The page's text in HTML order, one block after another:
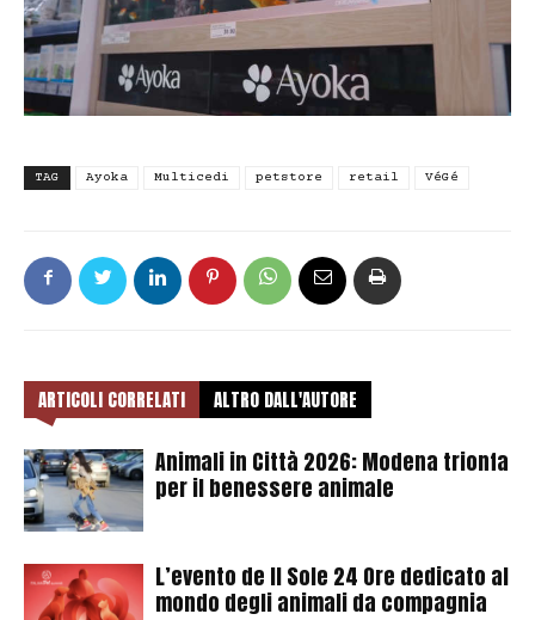
TAG Ayoka Multicedi petstore retail VéGé
ARTICOLI CORRELATI ALTRO DALL'AUTORE
Animali in Città 2026: Modena trionfa
per il benessere animale
L’evento de Il Sole 24 Ore dedicato al
mondo degli animali da compagnia